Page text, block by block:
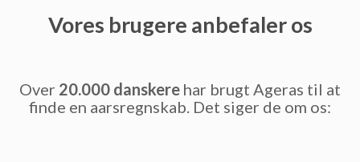
Vores brugere anbefaler os
Over 20.000 danskere har brugt Ageras til at
finde en aarsregnskab. Det siger de om os: